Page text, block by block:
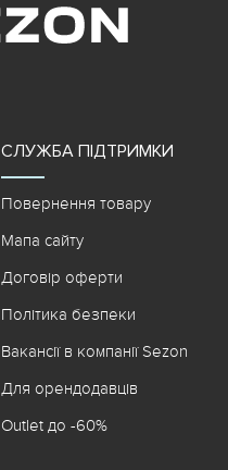
СЛУЖБА ПІДТРИМКИ
Повернення товару
Мапа сайту
Договір оферти
Політика безпеки
Вакансії в компанії Sezon
Для орендодавців
Outlet до -60%